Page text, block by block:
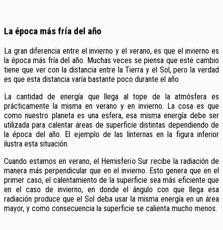
La época más fría del año
La gran diferencia entre el invierno y el verano, es que el invierno es
la época más fría del año. Muchas veces se piensa que este cambio
tiene que ver con la distancia entre la Tierra y el Sol, pero la verdad
es que esta distancia varía bastante poco durante el año.
La cantidad de energía que llega al tope de la atmósfera es
prácticamente la misma en verano y en invierno. La cosa es que
como nuestro planeta es una esfera, esa misma energía debe ser
utilizada para calentar áreas de superficie distintas dependiendo de
la época del año. El ejemplo de las linternas en la figura inferior
ilustra esta situación.
Cuando estamos en verano, el Hemisferio Sur recibe la radiación de
manera más perpendicular que en el invierno. Esto genera que en el
primer caso, el calentamiento de la superficie sea más eficiente que
en el caso de invierno, en donde el ángulo con que llega esa
radiación produce que el Sol deba usar la misma energía en un área
mayor, y como consecuencia la superficie se calienta mucho menos.